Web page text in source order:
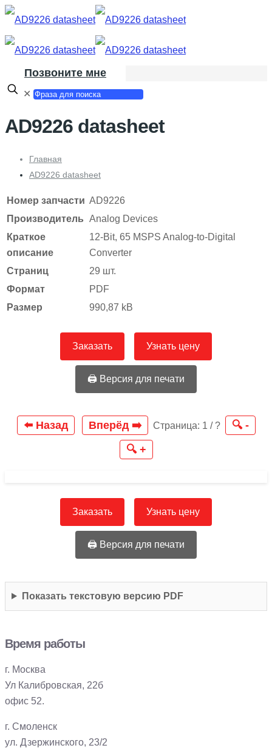
Позвоните мне
✕
AD9226 datasheet
Главная
AD9226 datasheet
Номер запчасти AD9226
Производитель Analog Devices
Краткое
описание
12-Bit, 65 MSPS Analog-to-Digital
Converter
Страниц
29 шт.
Формат
PDF
Размер
990,87 kB
Заказать Узнать цену
🖨️ Версия для печати
⬅️ Назад Вперёд ➡️ Страница: 1 / ?
🔍 -
🔍 +
Заказать Узнать цену
🖨️ Версия для печати
Показать текстовую версию PDF
Время работы
г. Москва
Ул Калибровская, 22б
офис 52.
г. Смоленск
ул. Дзержинского, 23/2